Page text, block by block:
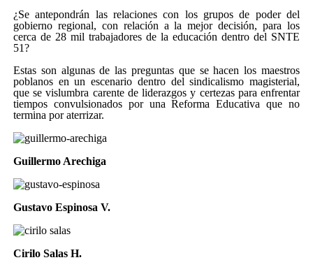
¿Se antepondrán las relaciones con los grupos de poder del
gobierno regional, con relación a la mejor decisión, para los
cerca de 28 mil trabajadores de la educación dentro del SNTE
51?
Estas son algunas de las preguntas que se hacen los maestros
poblanos en un escenario dentro del sindicalismo magisterial,
que se vislumbra carente de liderazgos y certezas para enfrentar
tiempos convulsionados por una Reforma Educativa que no
termina por aterrizar.
Guillermo Arechiga
Gustavo Espinosa V.
Cirilo Salas H.